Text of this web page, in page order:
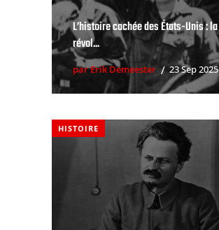
L’histoire cachée des États-Unis : la
révol...
par Erik Demeester 23 Sep 2025
HISTOIRE